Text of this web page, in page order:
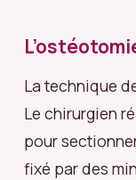
La technique
Le chirurgien
pour
fixé par des